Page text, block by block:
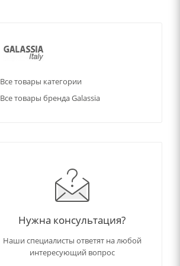
Все товары категории
Все товары бренда Galassia
Нужна консультация?
Наши специалисты ответят на любой
интересующий вопрос